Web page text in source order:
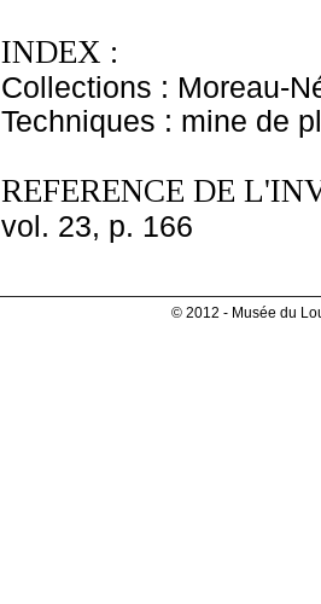
INDEX :
Collections : Moreau-
Techniques : mine de
REFERENCE DE
vol. 23, p. 166
© 2012 - Musée du